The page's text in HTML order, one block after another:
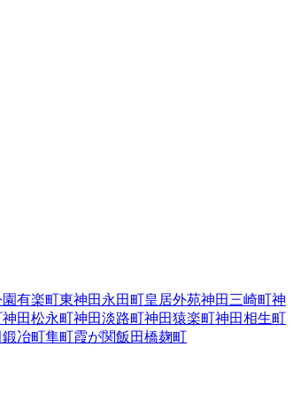
有楽町東神田 永田町皇居外苑神田三崎町神
神田松永町神田淡路町神田猿楽町神田相生町
鍛冶町隼町霞が関飯田橋麹町